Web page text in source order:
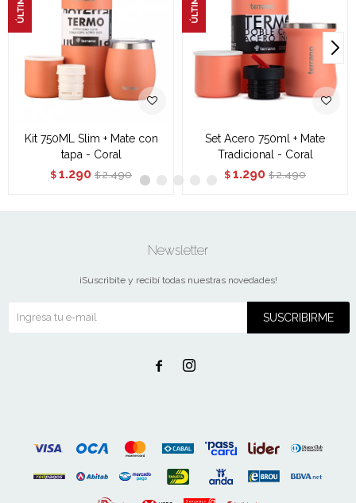
Kit 750ML Slim + Mate con
tapa - Coral
$ 1.290 $ 2.490
Set Acero 750ml + Mate
Tradicional - Coral
$ 1.290 $ 2.490
Newsletter
¡Suscribite y recibí todas nuestras novedades!
SUSCRIBIRME
 